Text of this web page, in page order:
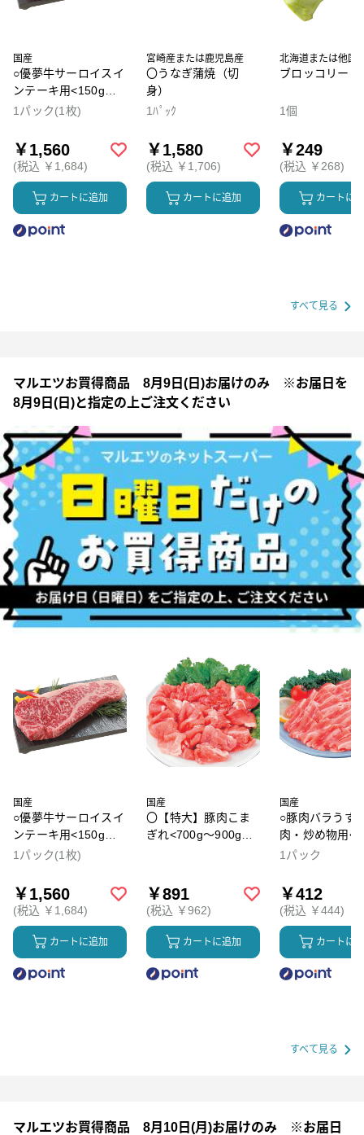
国産
○優夢牛サーロイスイ
ンテーキ用<150g～
200gの間でお届け
100g単価×重量とな
ります。100g当り本
体価格780円※表示価
格は参考価格です
1パック(1枚)
￥1,560
(税込 ￥1,684)
カートに追加
宮崎産または鹿児島産
〇うなぎ蒲焼（切
身）
1ﾊﾟｯｸ
￥1,580
(税込 ￥1,706)
カートに追加
北海道または他国
ブロッコリー
1個
￥249
(税込 ￥268)
カートに
すべて見る
マルエツお買得商品 8月9日(日)お届けのみ ※お届日を
8月9日(日)と指定の上ご注文ください
国産
○優夢牛サーロイスイ
ンテーキ用<150g～
200gの間でお届け
100g単価×重量とな
ります。100g当り本
体価格780円※表示価
格は参考価格です
1パック(1枚)
￥1,560
(税込 ￥1,684)
カートに追加
国産
〇【特大】豚肉こま
ぎれ<700g～900gの
量となります。100g
当り本体価格99円※
表示価格は参考価格
です
￥891
(税込 ￥962)
カートに追加
国産
○豚肉バラうす
肉・炒め物用
～180gの間で
100g単価×重量
ります。100g
体価格229円※
格は参考価格で
1パック
￥412
(税込 ￥444)
カートに
すべて見る
マルエツお買得商品 8月10日(月)お届けのみ ※お届日